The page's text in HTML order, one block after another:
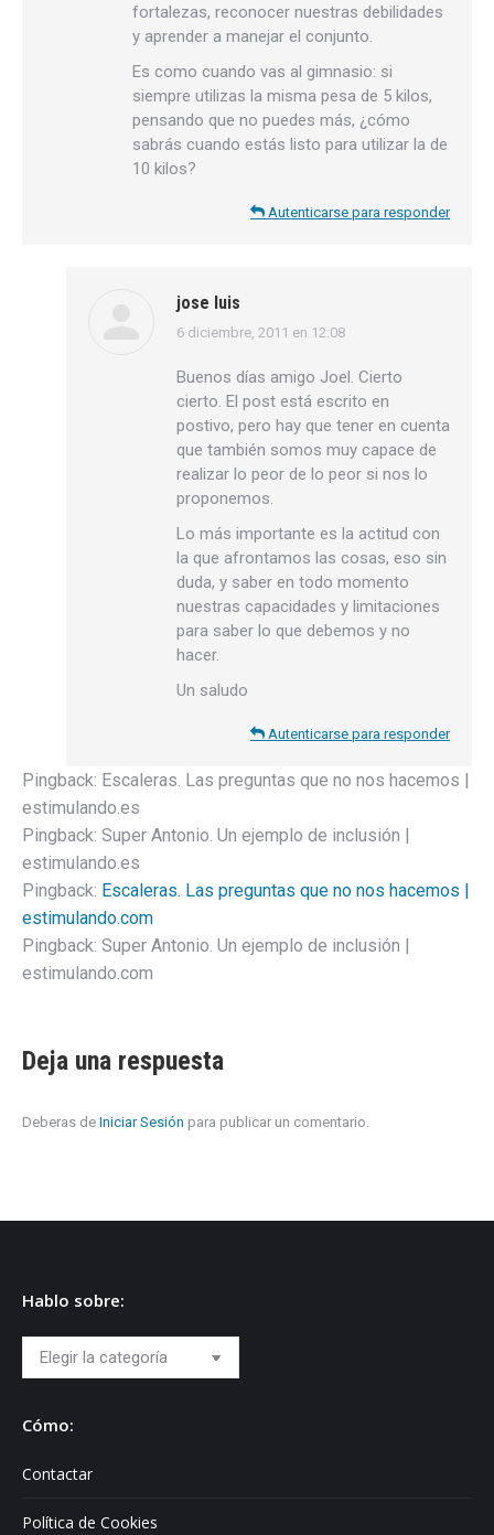
fortalezas, reconocer nuestras debilidades
y aprender a manejar el conjunto.
Es como cuando vas al gimnasio: si
siempre utilizas la misma pesa de 5 kilos,
pensando que no puedes más, ¿cómo
sabrás cuando estás listo para utilizar la de
10 kilos?
Autenticarse para responder
jose luis
dice:
6 diciembre, 2011 en 12:08
Buenos días amigo Joel. Cierto
cierto. El post está escrito en
postivo, pero hay que tener en cuenta
que también somos muy capace de
realizar lo peor de lo peor si nos lo
proponemos.
Lo más importante es la actitud con
la que afrontamos las cosas, eso sin
duda, y saber en todo momento
nuestras capacidades y limitaciones
para saber lo que debemos y no
hacer.
Un saludo
Autenticarse para responder
Pingback: Escaleras. Las preguntas que no nos hacemos |
estimulando.es
Pingback: Super Antonio. Un ejemplo de inclusión |
estimulando.es
Pingback: Escaleras. Las preguntas que no nos hacemos |
estimulando.com
Pingback: Super Antonio. Un ejemplo de inclusión |
estimulando.com
Deja una respuesta
Deberas de Iniciar Sesión para publicar un comentario.
Hablo sobre:
Hablo
sobre:
Cómo:
Contactar
Política de Cookies